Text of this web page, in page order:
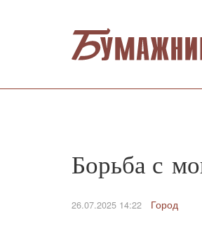
Борьба с
26.07.2025 14:22 Город